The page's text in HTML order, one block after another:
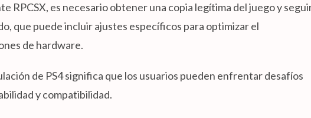
RPCSX, es necesario obtener una copia legítima del juego y
que puede incluir ajustes específicos para optimizar el
de hardware.
de PS4 significa que los usuarios pueden enfrentar desafíos
y compatibilidad.